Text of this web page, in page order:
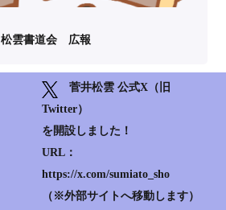
松雲書道会 広報
菅井松雲 公式X（旧
Twitter）
を開設しました！
URL：
https://x.com/sumiato_sho
（※外部サイトへ移動します）